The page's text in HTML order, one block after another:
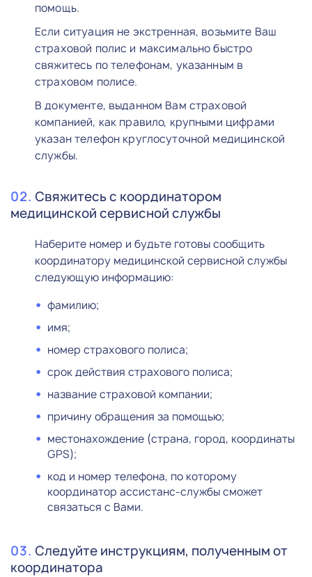
помощь.
Если ситуация не экстренная, возьмите Ваш
страховой полис и максимально быстро
свяжитесь по телефонам, указанным в
страховом полисе.
В документе, выданном Вам страховой
компанией, как правило, крупными цифрами
указан телефон круглосуточной медицинской
службы.
Свяжитесь с координатором
медицинской сервисной службы
Наберите номер и будьте готовы сообщить
координатору медицинской сервисной службы
следующую информацию:
фамилию;
имя;
номер страхового полиса;
срок действия страхового полиса;
название страховой компании;
причину обращения за помощью;
местонахождение (страна, город, координаты
GPS);
код и номер телефона, по которому
координатор ассистанс-службы сможет
связаться с Вами.
Следуйте инструкциям, полученным от
координатора